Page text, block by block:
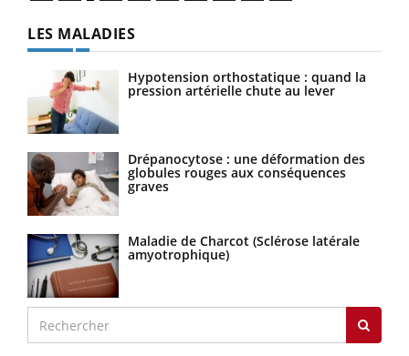
LES MALADIES
Hypotension orthostatique : quand la
pression artérielle chute au lever
Drépanocytose : une déformation des
globules rouges aux conséquences
graves
Maladie de Charcot (Sclérose latérale
amyotrophique)